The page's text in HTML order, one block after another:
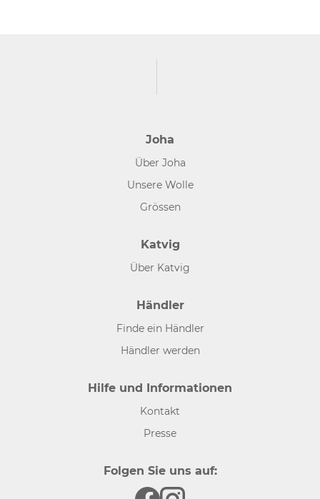
Joha
Über Joha
Unsere Wolle
Grössen
Katvig
Über Katvig
Händler
Finde ein Händler
Händler werden
Hilfe und Informationen
Kontakt
Presse
Folgen Sie uns auf: